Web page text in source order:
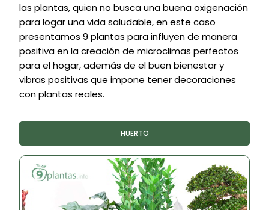
las plantas, quien no busca una buena oxigenación
para logar una vida saludable, en este caso
presentamos 9 plantas para influyen de manera
positiva en la creación de microclimas perfectos
para el hogar, además de el buen bienestar y
vibras positivas que impone tener decoraciones
con plantas reales.
HUERTO